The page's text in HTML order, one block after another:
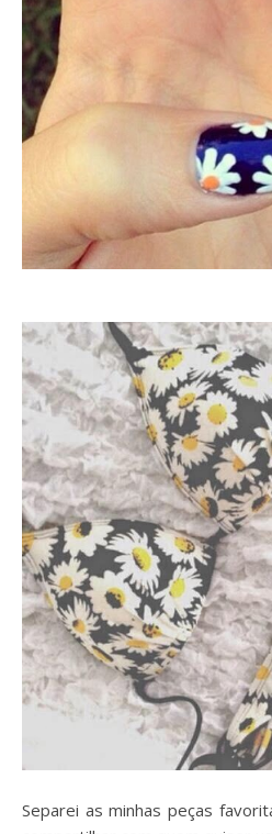
Separei as minhas peças